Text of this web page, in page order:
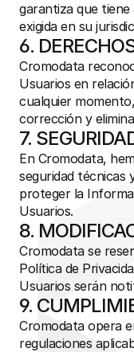
garantiza que tiene
exigida en su
6.
Cromodata
Usuarios en
cualquier
corrección y
7.
En Cromodata,
seguridad técnicas
proteger la
Usuarios.
8.
Cromodata se
Política de
Usuarios serán
9.
Cromodata opera
regulaciones